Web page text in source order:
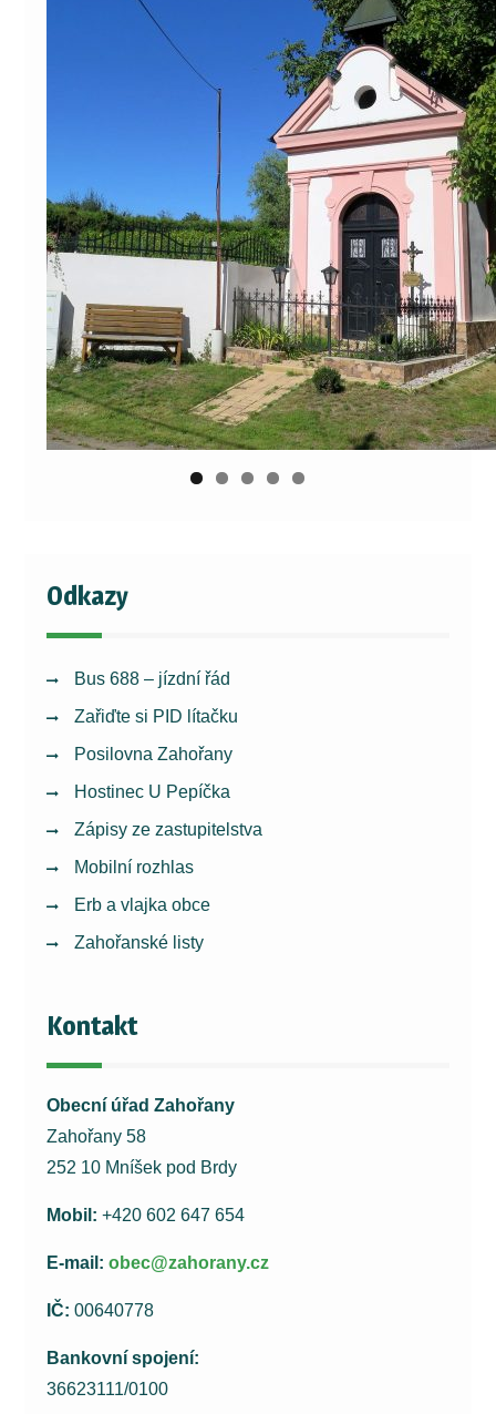
Odkazy
Bus 688 – jízdní řád
Zařiďte si PID lítačku
Posilovna Zahořany
Hostinec U Pepíčka
Zápisy ze zastupitelstva
Mobilní rozhlas
Erb a vlajka obce
Zahořanské listy
Kontakt
Obecní úřad Zahořany
Zahořany 58
252 10 Mníšek pod Brdy
Mobil: +420 602 647 654
E-mail: obec@zahorany.cz
IČ: 00640778
Bankovní spojení:
36623111/0100